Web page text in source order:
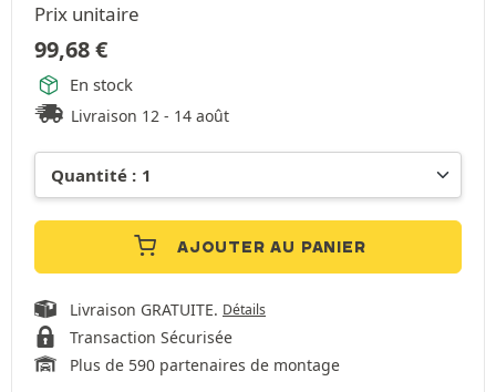
Prix unitaire
99,68€
En stock
Livraison 12 - 14 août
AJOUTER AU PANIER
Livraison GRATUITE. Détails
Transaction Sécurisée
Plus de 590 partenaires de montage